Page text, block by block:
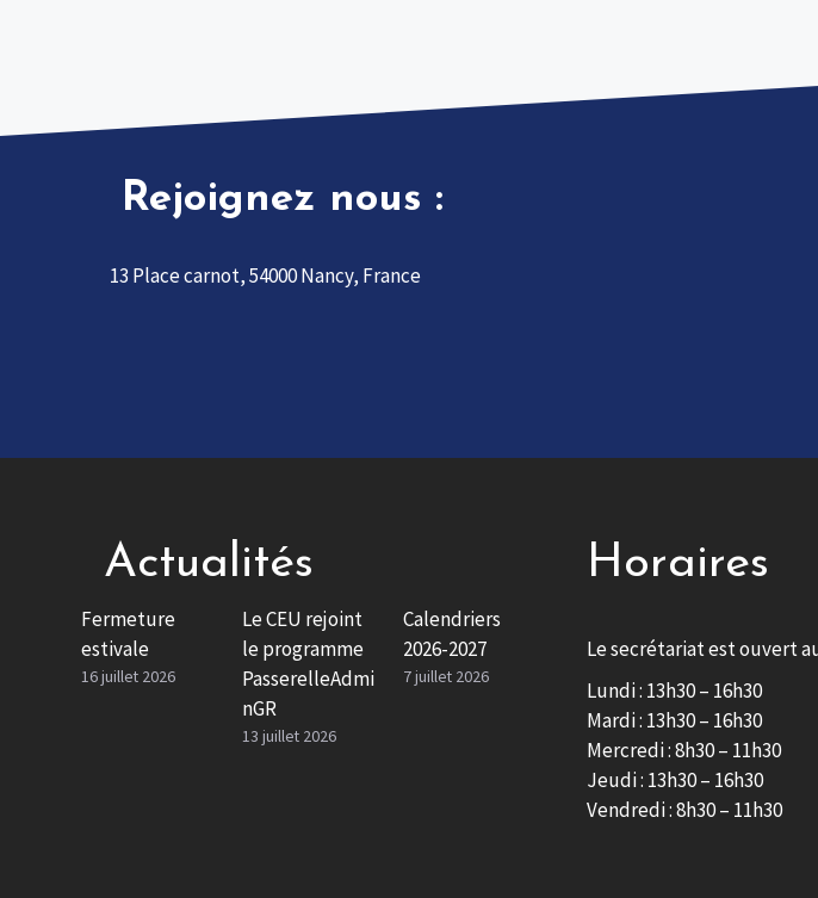
Rejoignez nous :
13 Place carnot, 54000 Nancy, France
Actualités
Fermeture
estivale
16 juillet 2026
Le CEU rejoint
le programme
PasserelleAdmi
nGR
13 juillet 2026
Calendriers
2026-2027
7 juillet 2026
Horaires
Le secrétariat est ouvert
Lundi : 13h30 – 16h30
Mardi : 13h30 – 16h30
Mercredi : 8h30 – 11h30
Jeudi : 13h30 – 16h30
Vendredi : 8h30 – 11h30